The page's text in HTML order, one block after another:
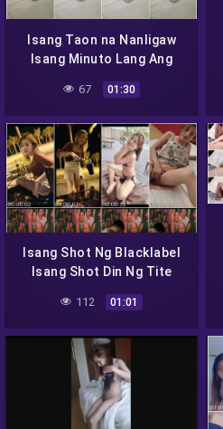
Isang Taon na Nanligaw
Isang Minuto Lang Ang
67 01:30
Isang Shot Ng Blacklabel
Isang Shot Din Ng Tite
112 01:01